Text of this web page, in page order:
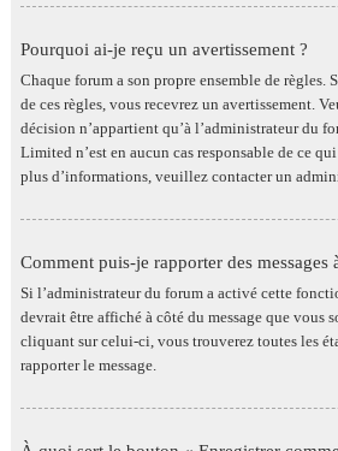
Pourquoi ai-je reçu un avertissement ?
Chaque forum a son propre ensemble de règles.
de ces règles, vous recevrez un avertissement.
décision n’appartient qu’à l’administrateur du
Limited n’est en aucun cas responsable de ce
plus d’informations, veuillez contacter un
Comment puis-je rapporter des messages
Si l’administrateur du forum a activé cette
devrait être affiché à côté du message que vous
cliquant sur celui-ci, vous trouverez toutes les
rapporter le message.